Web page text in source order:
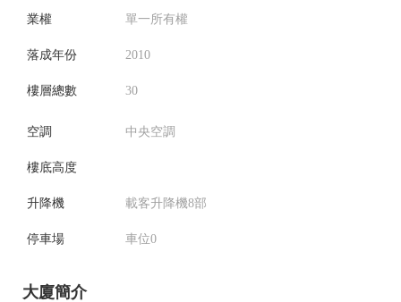
業權 單一所有權
落成年份 2010
樓層總數 30
空調 中央空調
樓底高度
升降機 載客升降機8部
停車場 車位0
大廈簡介